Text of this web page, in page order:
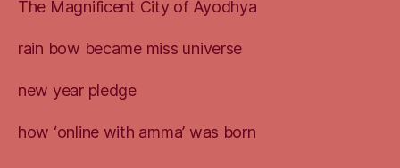
The Magnificent City of Ayodhya
rain bow became miss universe
new year pledge
how ‘online with amma’ was born